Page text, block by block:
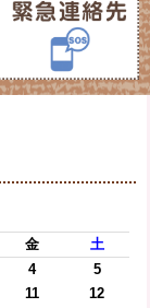
金
土
4
5
11
12